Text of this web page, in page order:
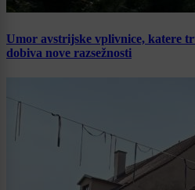
Umor avstrijske vplivnice, katere
dobiva nove razsežnosti